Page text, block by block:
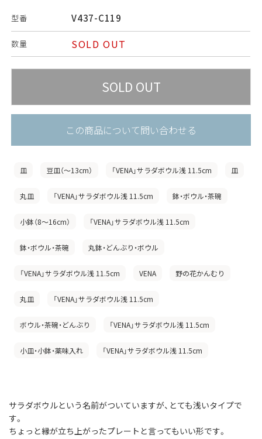
型番 V437-C119
数量 SOLD OUT
この商品について問い合わせる
皿 豆皿（〜13cm） 「VENA」サラダボウル浅 11.5cm 皿
丸皿 「VENA」サラダボウル浅 11.5cm 鉢・ボウル・茶碗
小鉢（8〜16cm） 「VENA」サラダボウル浅 11.5cm
鉢・ボウル・茶碗 丸鉢・どんぶり・ボウル
「VENA」サラダボウル浅 11.5cm VENA 野の花かんむり
丸皿 「VENA」サラダボウル浅 11.5cm
ボウル・茶碗・どんぶり 「VENA」サラダボウル浅 11.5cm
小皿・小鉢・薬味入れ 「VENA」サラダボウル浅 11.5cm
サラダボウルという名前がついていますが、とても浅いタイプで
す。
ちょっと縁が立ち上がったプレートと言ってもいい形です。